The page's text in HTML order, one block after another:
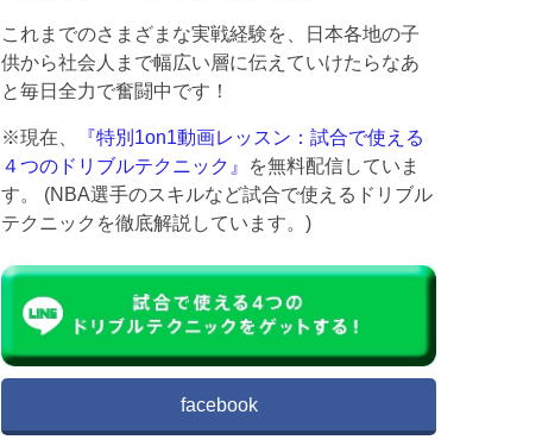
これまでのさまざまな実戦経験を、日本各地の子
供から社会人まで幅広い層に伝えていけたらなあ
と毎日全力で奮闘中です！
※現在、
『特別1on1動画レッスン：試合で使える
４つのドリブルテクニック』
を無料配信していま
す。 (NBA選手のスキルなど試合で使えるドリブル
テクニックを徹底解説しています。)
facebook